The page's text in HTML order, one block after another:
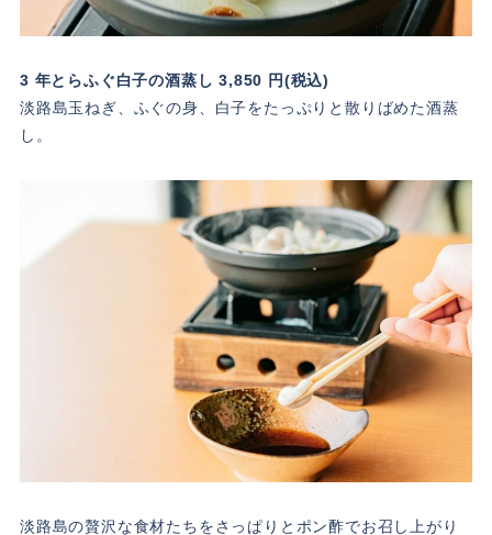
3 年とらふぐ白子の酒蒸し 3,850 円(税込)
淡路島玉ねぎ、ふぐの身、白子をたっぷりと散りばめた酒蒸
し。
淡路島の贅沢な食材たちをさっぱりとポン酢でお召し上がり